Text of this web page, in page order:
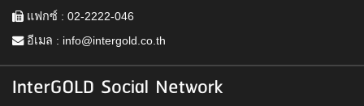
แฟกซ์ : 02-2222-046
อีเมล : info@intergold.co.th
InterGOLD Social Network